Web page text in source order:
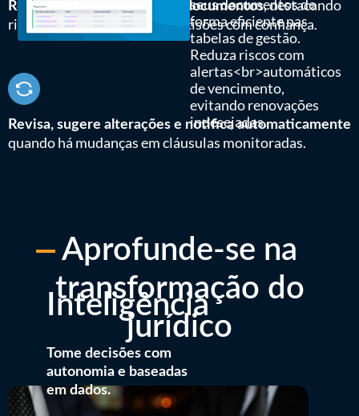
seus documentos de
forma eficiente nas
tabelas de gestão.
Reduza riscos com
alertas<br>automáticos
de vencimento,
evitando renovações
indesejadas.
Inteligência
Tome decisões com
autonomia e baseadas
em dados.
Responde dúvidas sobre os documentos, destacando
riscos para que você tome decisões com confiança.
Revisa, sugere alterações e notifica automaticamente
quando há mudanças em cláusulas monitoradas.
Aprofunde-se na
transformação do
jurídico